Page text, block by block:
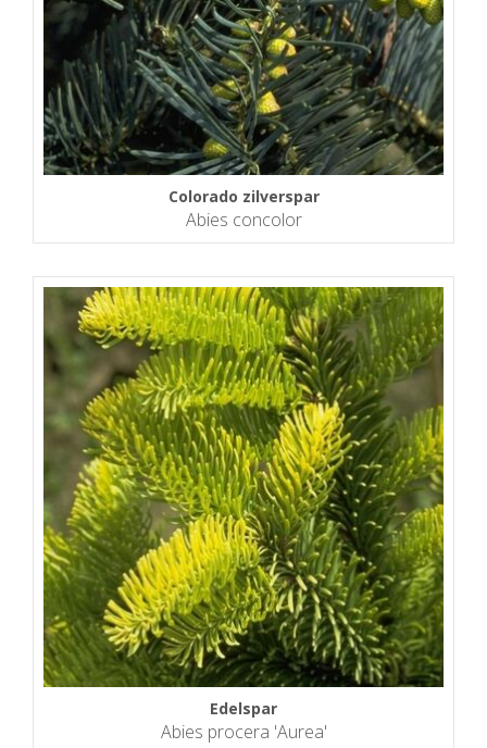
Colorado zilverspar
Abies concolor
Edelspar
Abies procera 'Aurea'